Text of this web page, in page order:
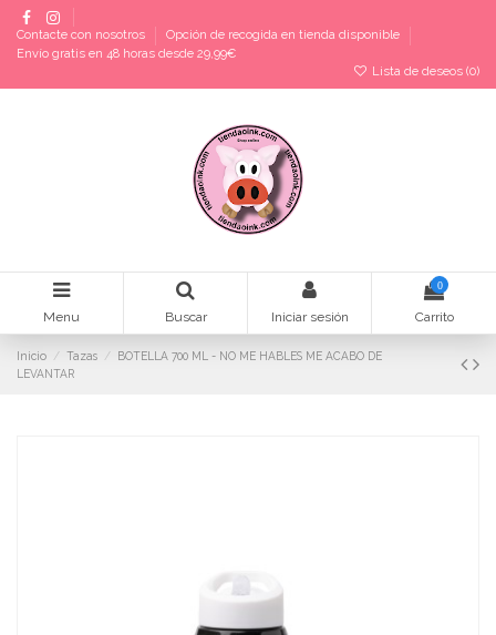
Contacte con nosotros
Opción de recogida en tienda disponible
Envío gratis en 48 horas desde 29,99€
Lista de deseos (0)
Menu Buscar Iniciar sesión
0
Carrito
Inicio Tazas
BOTELLA 700 ML - NO ME HABLES ME ACABO DE
LEVANTAR